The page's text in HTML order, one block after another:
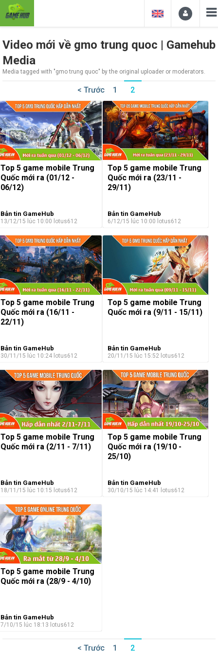
Video mới về gmo trung quoc | Gamehub
Media
Media tagged with "gmo trung quoc" by the original uploader or moderators.
< Trước 1 2
Top 5 game mobile Trung
Quốc mới ra (01/12 -
06/12)
Bản tin GameHub
13/12/15 lúc 10:00 lotus612
Top 5 game mobile Trung
Quốc mới ra (23/11 -
29/11)
Bản tin GameHub
6/12/15 lúc 10:00 lotus612
Top 5 game mobile Trung
Quốc mới ra (16/11 -
22/11)
Bản tin GameHub
30/11/15 lúc 10:24 lotus612
Top 5 game mobile Trung
Quốc mới ra (9/11 - 15/11)
Bản tin GameHub
20/11/15 lúc 15:52 lotus612
Top 5 game mobile Trung
Quốc mới ra (2/11 - 7/11)
Bản tin GameHub
18/11/15 lúc 10:15 lotus612
Top 5 game mobile Trung
Quốc mới ra (19/10 -
25/10)
Bản tin GameHub
30/10/15 lúc 14:41 lotus612
Top 5 game mobile Trung
Quốc mới ra (28/9 - 4/10)
Bản tin GameHub
7/10/15 lúc 18:13 lotus612
< Trước 1 2